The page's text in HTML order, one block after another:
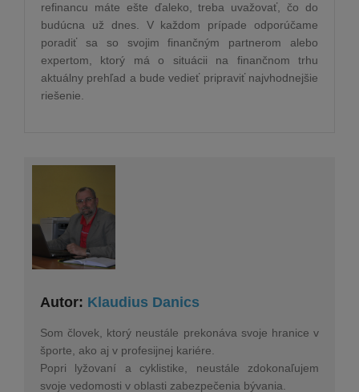
refinancu máte ešte ďaleko, treba uvažovať, čo do
budúcna už dnes. V každom prípade odporúčame
poradiť sa so svojim finančným partnerom alebo
expertom, ktorý má o situácii na finančnom trhu
aktuálny prehľad a bude vedieť pripraviť najvhodnejšie
riešenie.
Autor: Klaudius Danics
Som človek, ktorý neustále prekonáva svoje hranice v
športe, ako aj v profesijnej kariére.
Popri lyžovaní a cyklistike, neustále zdokonaľujem
svoje vedomosti v oblasti zabezpečenia bývania.